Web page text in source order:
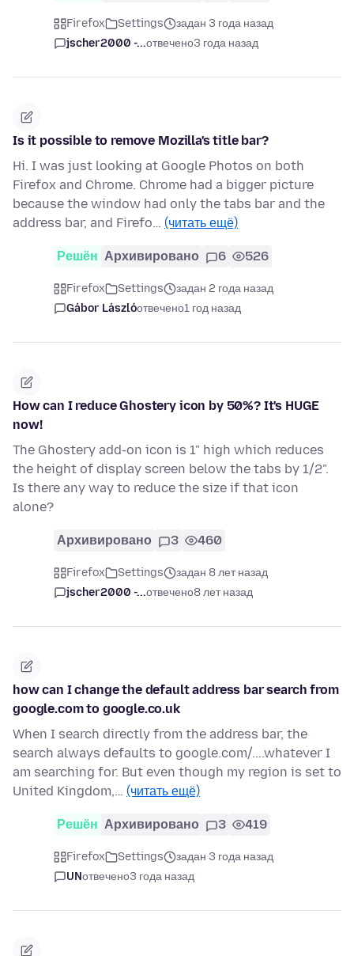
Firefox Settings
задан 3 года назад
jscher2000 -...отвечено3 года назад
Is it possible to remove Mozilla's title bar?
Hi. I was just looking at Google Photos on both
Firefox and Chrome. Chrome had a bigger picture
because the window had only the tabs bar and the
address bar, and Firefo… (читать ещё)
Решён Архивировано 6 526
Firefox Settings
задан 2 года назад
Gábor Lászlóотвечено1 год назад
How can I reduce Ghostery icon by 50%? It's HUGE
now!
The Ghostery add-on icon is 1" high which reduces
the height of display screen below the tabs by 1/2".
Is there any way to reduce the size if that icon
alone?
Архивировано 3 460
Firefox Settings
задан 8 лет назад
jscher2000 -...отвечено8 лет назад
how can I change the default address bar search from
google.com to google.co.uk
When I search directly from the address bar, the
search always defaults to google.com/....whatever I
am searching for. But even though my region is set to
United Kingdom,… (читать ещё)
Решён Архивировано 3 419
Firefox Settings
задан 3 года назад
UNотвечено3 года назад